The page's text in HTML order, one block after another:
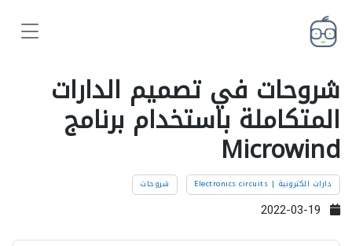
شروحات في تصميم الدارات
المتكاملة باستخدام برنامج
Microwind
دارات الكترونية | Electronics circuits شروحات